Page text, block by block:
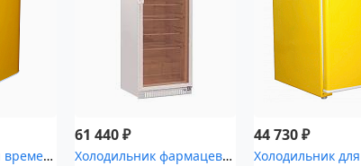
Холодильник для временного хранения медицинских отходов Саратов-5...
61 440₽
Холодильник фармацевтический Pozis ХФ-400-3(ТС) с тонированной ст...
44 730₽